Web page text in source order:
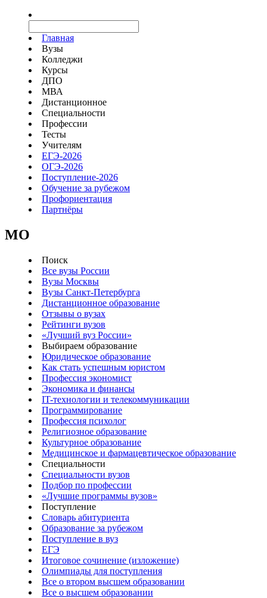
Главная
Вузы
Колледжи
Курсы
ДПО
МВА
Дистанционное
Специальности
Профессии
Тесты
Учителям
ЕГЭ-2026
ОГЭ-2026
Поступление-2026
Обучение за рубежом
Профориентация
Партнёры
MO
Поиск
Все вузы России
Вузы Москвы
Вузы Санкт-Петербурга
Дистанционное образование
Отзывы о вузах
Рейтинги вузов
«Лучший вуз России»
Выбираем образование
Юридическое образование
Как стать успешным юристом
Профессия экономист
Экономика и финансы
IT-технологии и телекоммуникации
Программирование
Профессия психолог
Религиозное образование
Культурное образование
Медицинское и фармацевтическое образование
Специальности
Специальности вузов
Подбор по профессии
«Лучшие программы вузов»
Поступление
Словарь абитуриента
Образование за рубежом
Поступление в вуз
ЕГЭ
Итоговое сочинение (изложение)
Олимпиады для поступления
Все о втором высшем образовании
Все о высшем образовании